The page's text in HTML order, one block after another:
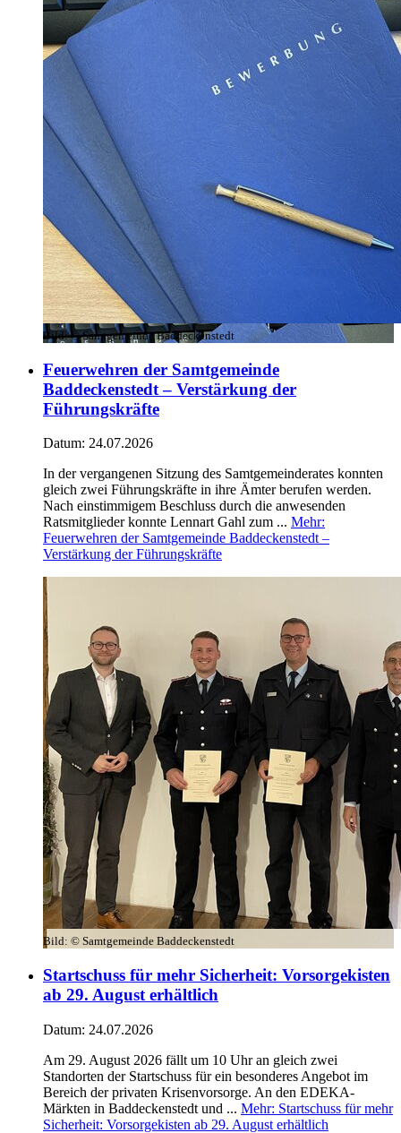
Bild:© Samtgemeinde Baddeckenstedt
Feuerwehren der Samtgemeinde
Baddeckenstedt – Verstärkung der
Führungskräfte
Datum: 24.07.2026
In der vergangenen Sitzung des Samtgemeinderates konnten
gleich zwei Führungskräfte in ihre Ämter berufen werden.
Nach einstimmigem Beschluss durch die anwesenden
Ratsmitglieder konnte Lennart Gahl zum ... Mehr:
Feuerwehren der Samtgemeinde Baddeckenstedt –
Verstärkung der Führungskräfte
Bild: © Samtgemeinde Baddeckenstedt
Startschuss für mehr Sicherheit: Vorsorgekisten
ab 29. August erhältlich
Datum: 24.07.2026
Am 29. August 2026 fällt um 10 Uhr an gleich zwei
Standorten der Startschuss für ein besonderes Angebot im
Bereich der privaten Krisenvorsorge. An den EDEKA-
Märkten in Baddeckenstedt und ... Mehr: Startschuss für mehr
Sicherheit: Vorsorgekisten ab 29. August erhältlich